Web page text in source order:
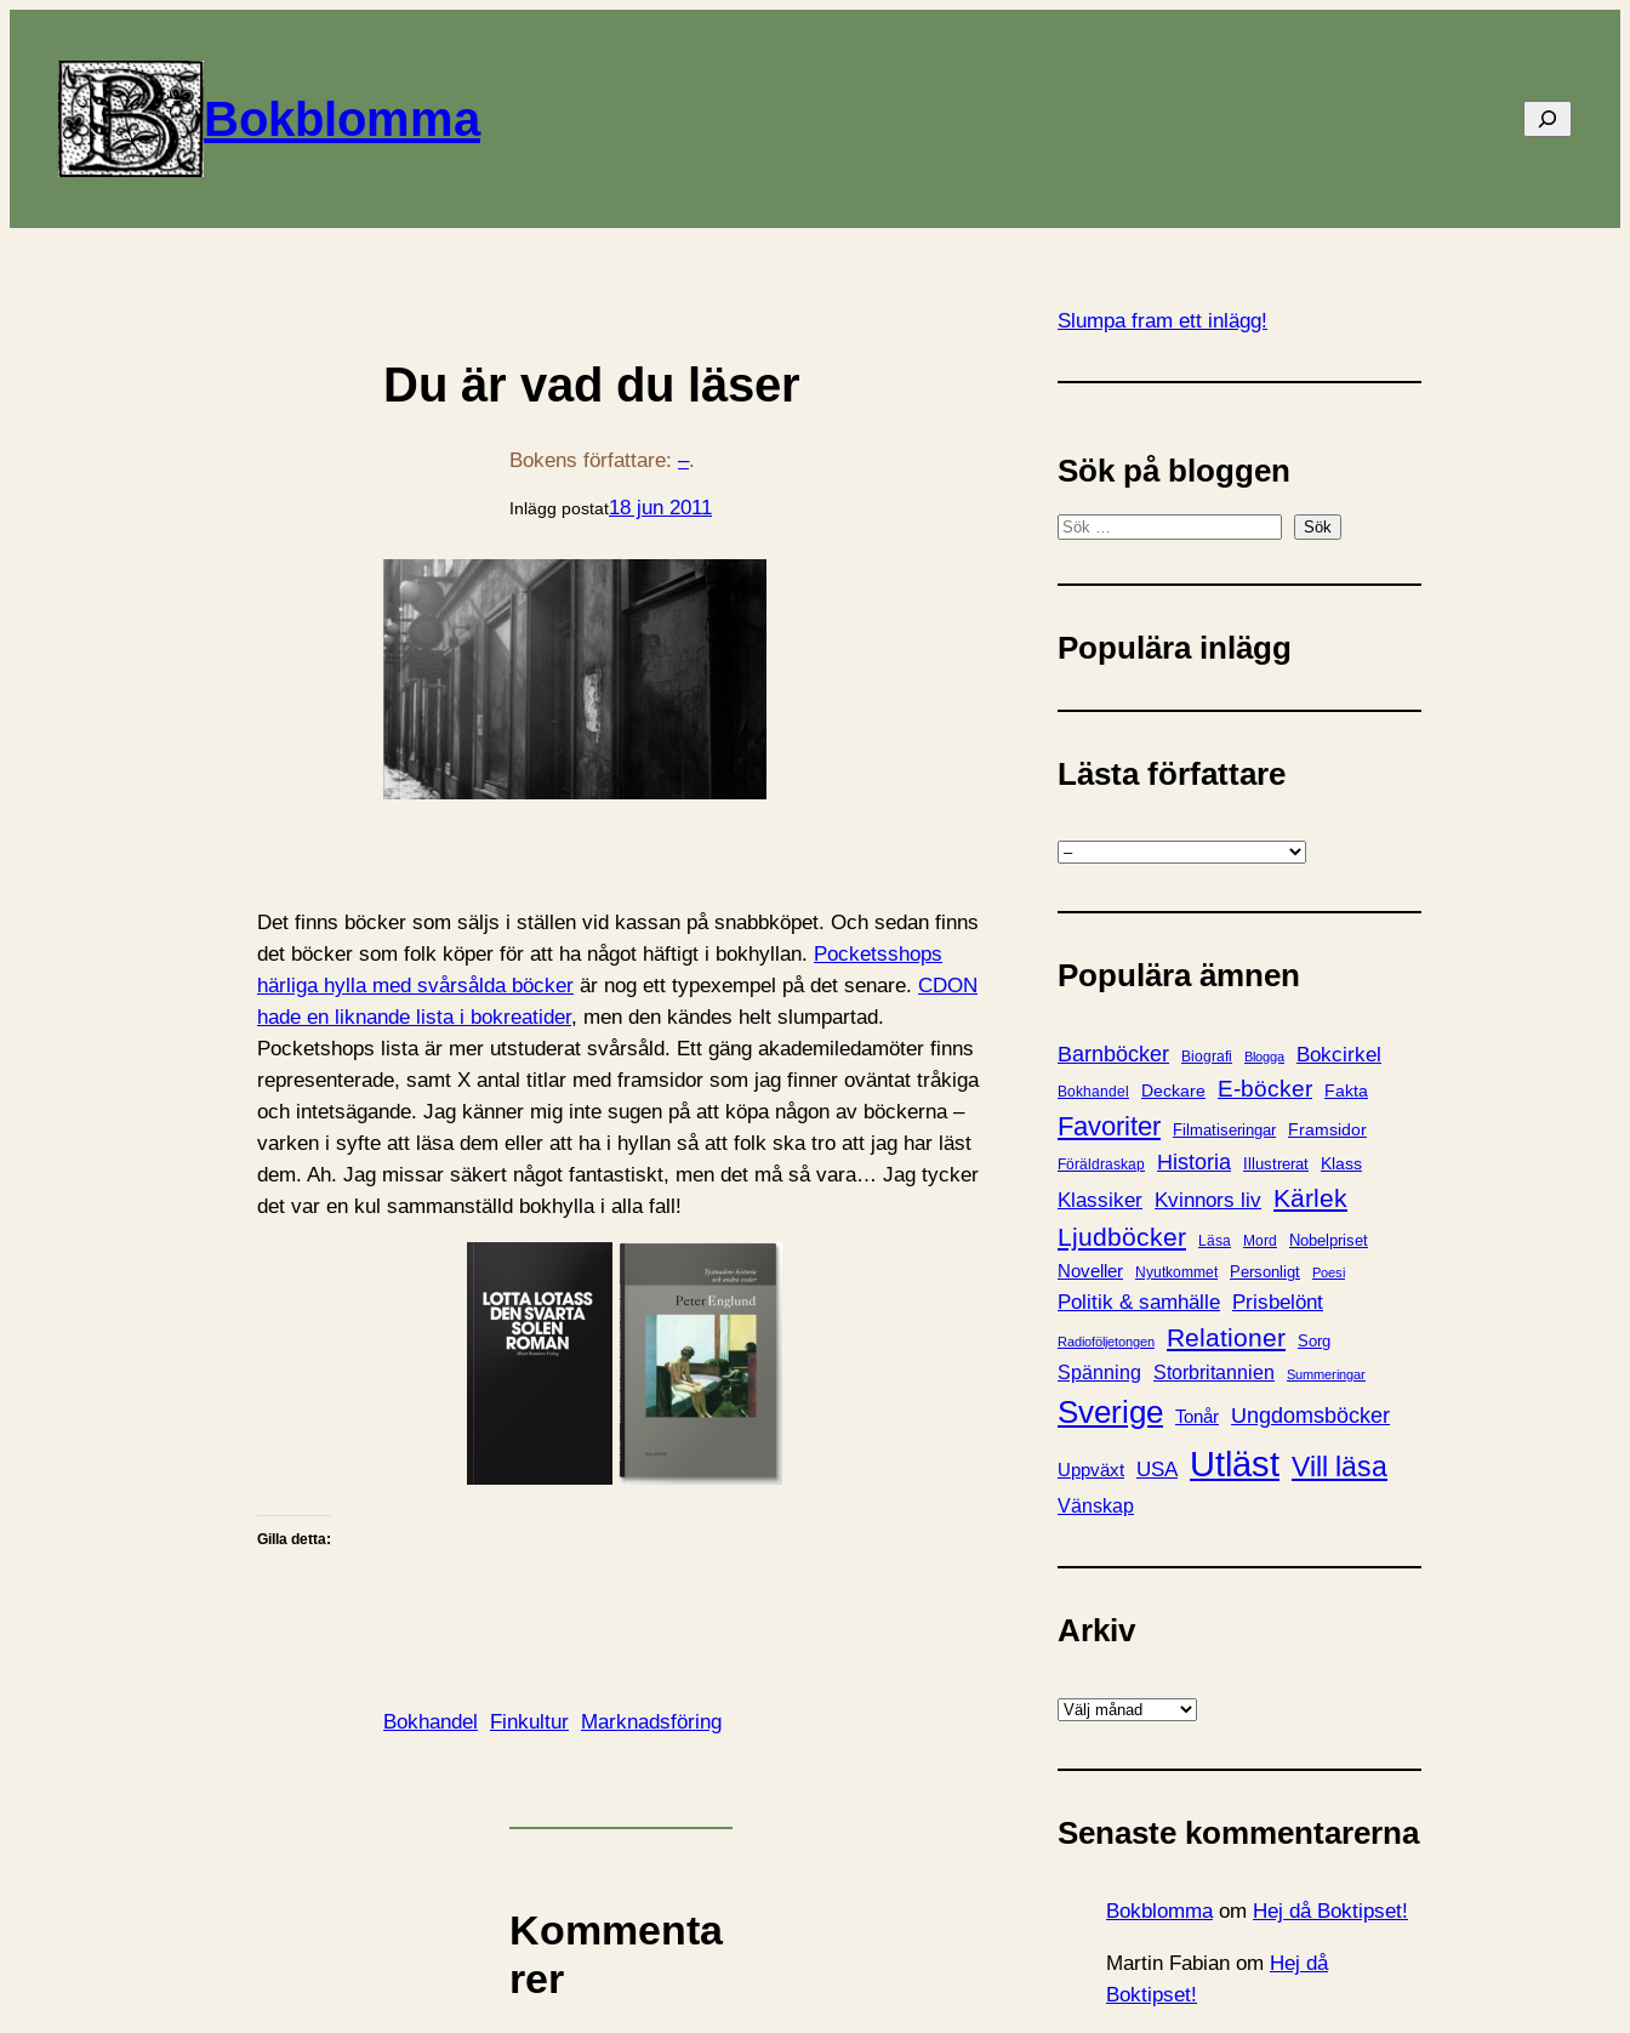
Bokblomma Sök
Du är vad du läser
Bokens författare: –.
Inlägg postat18 jun 2011
Det finns böcker som säljs i ställen vid kassan på snabbköpet. Och sedan finns
det böcker som folk köper för att ha något häftigt i bokhyllan. Pocketsshops
härliga hylla med svårsålda böcker är nog ett typexempel på det senare. CDON
hade en liknande lista i bokreatider, men den kändes helt slumpartad.
Pocketshops lista är mer utstuderat svårsåld. Ett gäng akademiledamöter finns
representerade, samt X antal titlar med framsidor som jag finner oväntat tråkiga
och intetsägande. Jag känner mig inte sugen på att köpa någon av böckerna –
varken i syfte att läsa dem eller att ha i hyllan så att folk ska tro att jag har läst
dem. Ah. Jag missar säkert något fantastiskt, men det må så vara… Jag tycker
det var en kul sammanställd bokhylla i alla fall!
Gilla detta:
Bokhandel Finkultur Marknadsföring
Kommenta
rer
Slumpa fram ett inlägg!
Sök på bloggen
S
k
Sök
Populära inlägg
Lästa författare
K
t
g
i
e
r
Populära ämnen
Barnböcker Biografi Blogga Bokcirkel
Bokhandel Deckare E-böcker Fakta
Favoriter Filmatiseringar Framsidor
Föräldraskap Historia Illustrerat Klass
Klassiker Kvinnors liv Kärlek
Ljudböcker
Läsa Mord Nobelpriset
Noveller Nyutkommet Personligt Poesi
Politik & samhälle Prisbelönt
Radioföljetongen Relationer Sorg
Spänning Storbritannien Summeringar
Sverige Tonår Ungdomsböcker
Uppväxt USA Utläst Vill läsa
Vänskap
Arkiv
A
k
v
Senaste kommentarerna
Bokblommaom Hej då Boktipset!
Martin Fabian om Hej då
Boktipset!